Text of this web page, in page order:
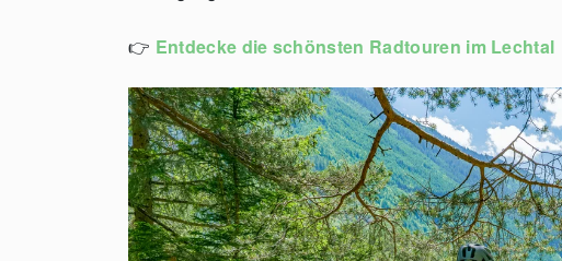
👉 Entdecke die schönsten Radtouren im Lechtal